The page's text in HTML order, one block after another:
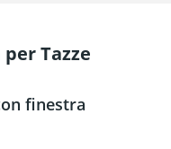
Tazze
finestra